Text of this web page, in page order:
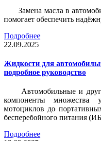
Замена масла в
помогает обеспечить
Подробнее
22.09.2025
Жидкости для
подробное руководство
Автомобильные и
компоненты множества
мотоциклов до
бесперебойного питания
Подробнее